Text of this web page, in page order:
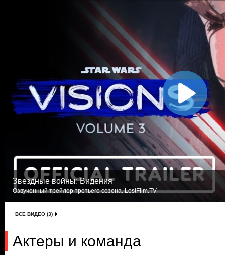
Звездные войны: Видения
Озвученный трейлер третьего сезона. LostFilm.TV
ВСЕ ВИДЕО (3)
Актеры и команда